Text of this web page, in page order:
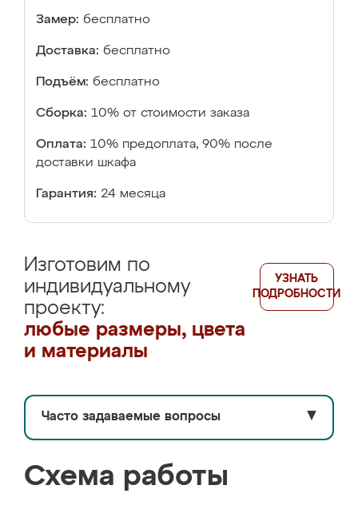
Замер: бесплатно
Доставка: бесплатно
Подъём: бесплатно
Сборка: 10% от стоимости заказа
Оплата: 10% предоплата, 90% после
доставки шкафа
Гарантия: 24 месяца
Изготовим по
индивидуальному
проекту:
любые размеры, цвета
и материалы
УЗНАТЬ
ПОДРОБНОСТИ
Часто задаваемые вопросы ▼
Схема работы